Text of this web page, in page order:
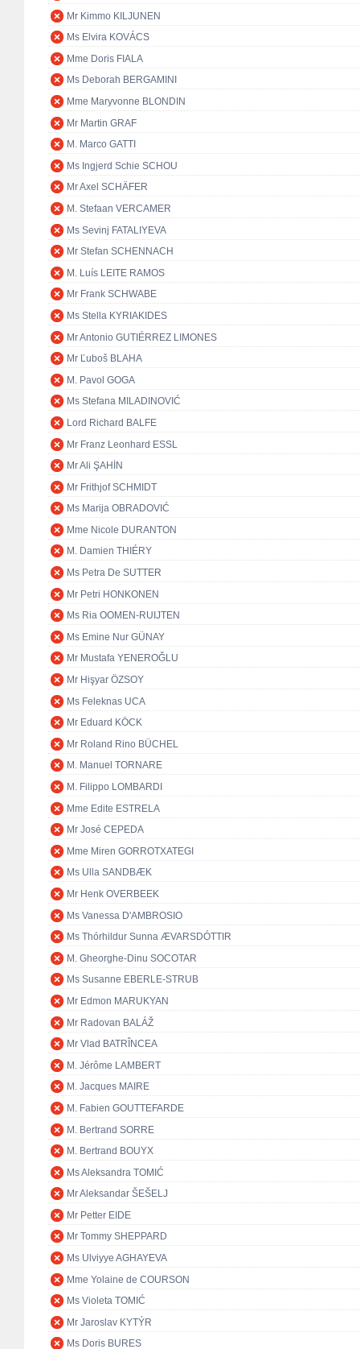
Mr Kimmo KILJUNEN
Ms Elvira KOVÁCS
Mme Doris FIALA
Ms Deborah BERGAMINI
Mme Maryvonne BLONDIN
Mr Martin GRAF
M. Marco GATTI
Ms Ingjerd Schie SCHOU
Mr Axel SCHÄFER
M. Stefaan VERCAMER
Ms Sevinj FATALIYEVA
Mr Stefan SCHENNACH
M. Luís LEITE RAMOS
Mr Frank SCHWABE
Ms Stella KYRIAKIDES
Mr Antonio GUTIÉRREZ LIMONES
Mr Ľuboš BLAHA
M. Pavol GOGA
Ms Stefana MILADINOVIĆ
Lord Richard BALFE
Mr Franz Leonhard ESSL
Mr Ali ŞAHİN
Mr Frithjof SCHMIDT
Ms Marija OBRADOVIĆ
Mme Nicole DURANTON
M. Damien THIÉRY
Ms Petra De SUTTER
Mr Petri HONKONEN
Ms Ria OOMEN-RUIJTEN
Ms Emine Nur GÜNAY
Mr Mustafa YENEROĞLU
Mr Hişyar ÖZSOY
Ms Feleknas UCA
Mr Eduard KÖCK
Mr Roland Rino BÜCHEL
M. Manuel TORNARE
M. Filippo LOMBARDI
Mme Edite ESTRELA
Mr José CEPEDA
Mme Miren GORROTXATEGI
Ms Ulla SANDBÆK
Mr Henk OVERBEEK
Ms Vanessa D'AMBROSIO
Ms Thórhildur Sunna ÆVARSDÓTTIR
M. Gheorghe-Dinu SOCOTAR
Ms Susanne EBERLE-STRUB
Mr Edmon MARUKYAN
Mr Radovan BALÁŽ
Mr Vlad BATRÎNCEA
M. Jérôme LAMBERT
M. Jacques MAIRE
M. Fabien GOUTTEFARDE
M. Bertrand SORRE
M. Bertrand BOUYX
Ms Aleksandra TOMIĆ
Mr Aleksandar ŠEŠELJ
Mr Petter EIDE
Mr Tommy SHEPPARD
Ms Ulviyye AGHAYEVA
Mme Yolaine de COURSON
Ms Violeta TOMIĆ
Mr Jaroslav KYTÝR
Ms Doris BURES